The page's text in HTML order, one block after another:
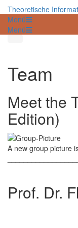
Theoretische
Menü
Menü
Team
Meet the
Edition)
A new group picture
Prof. Dr.